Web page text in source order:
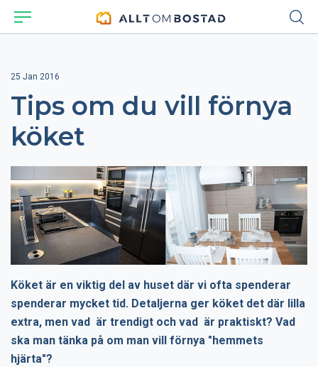
25 Jan 2016
Tips om du vill förnya
köket
Köket är en viktig del av huset där vi ofta spenderar
spenderar mycket tid. Detaljerna ger köket det där lilla
extra, men vad är trendigt och vad är praktiskt? Vad
ska man tänka på om man vill förnya "hemmets
hjärta"?